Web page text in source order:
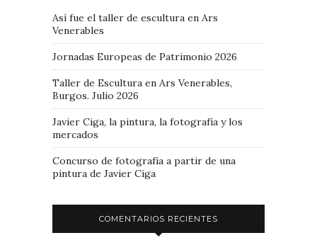
Así fue el taller de escultura en Ars
Venerables
Jornadas Europeas de Patrimonio 2026
Taller de Escultura en Ars Venerables,
Burgos. Julio 2026
Javier Ciga, la pintura, la fotografía y los
mercados
Concurso de fotografía a partir de una
pintura de Javier Ciga
COMENTARIOS RECIENTES